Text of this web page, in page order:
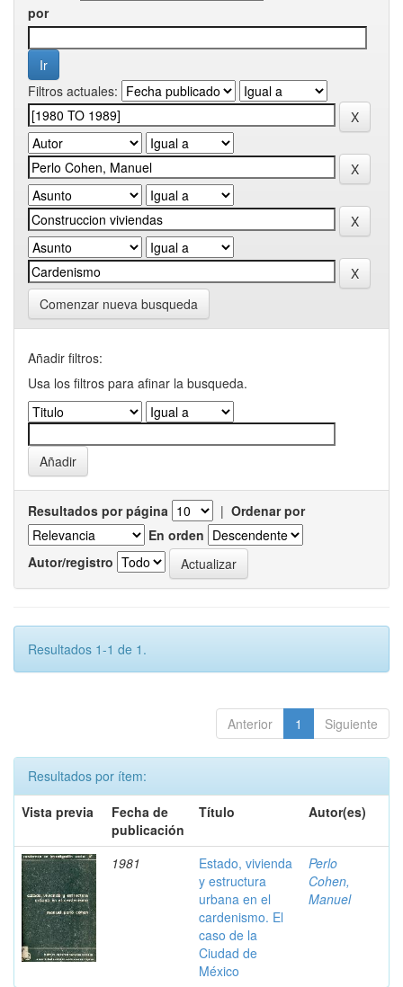
por
Filtros actuales:
Comenzar nueva busqueda
Añadir filtros:
Usa los filtros para afinar la busqueda.
Resultados por página | Ordenar por
En orden
Autor/registro
Resultados 1-1 de 1.
Anterior 1 Siguiente
Resultados por ítem:
Vista previa
Fecha de
publicación
Título Autor(es)
1981
Estado, vivienda
y estructura
urbana en el
cardenismo. El
caso de la
Ciudad de
México
Perlo
Cohen,
Manuel